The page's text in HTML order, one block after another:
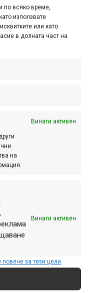
по всяко време,
използвате
или като
в долната част на
Винаги активен
на
Винаги активен
повече за тези цели
края на спускането
превключване“
така и
и електрическите
работа могат да
чрез мобилно
да настроите
зададените режими.
на Shimano: